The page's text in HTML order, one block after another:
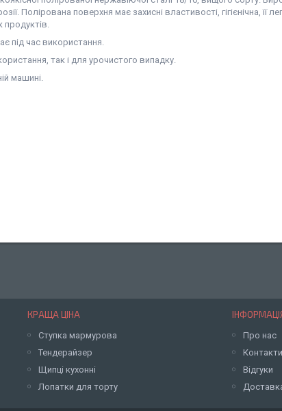
Полірована поверхня має захисні властивості, гігієнічна, її
продуктів.
під час використання.
так і для урочистого випадку.
машині.
КРАЩА ЦІНА
Ступка мармурова
Тендерайзер
Щипці кухонні
Лопатки для торту
Про нас
Контакти
Відгуки